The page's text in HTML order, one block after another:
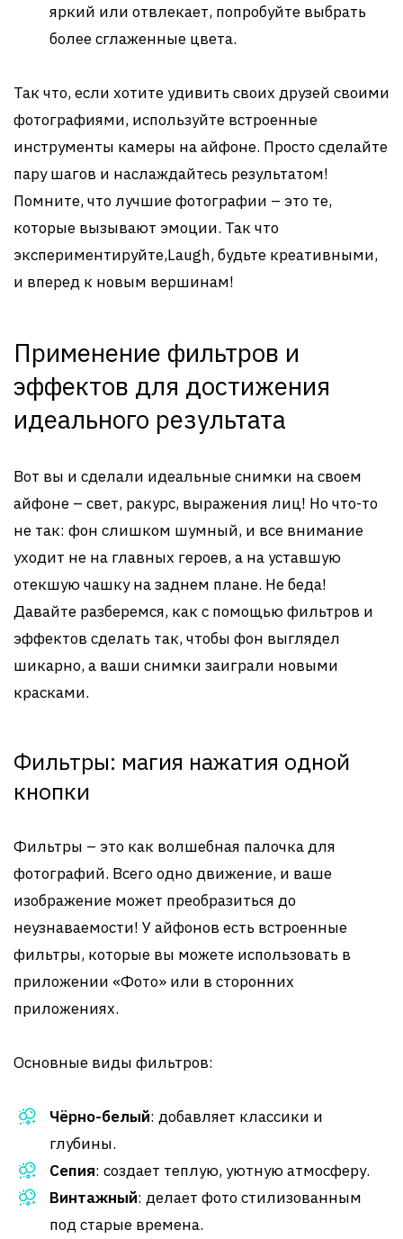
яркий или отвлекает, попробуйте выбрать
более сглаженные цвета.
Так что, если хотите удивить своих друзей своими
фотографиями, используйте встроенные
инструменты камеры на айфоне. Просто сделайте
пару шагов и наслаждайтесь результатом!
Помните, что лучшие фотографии – это те,
которые вызывают эмоции. Так что
экспериментируйте,Laugh, будьте креативными,
и вперед к новым вершинам!
Применение фильтров и
эффектов для достижения
идеального результата
Вот вы и сделали идеальные снимки на своем
айфоне – свет, ракурс, выражения лиц! Но что-то
не так: фон слишком шумный, и все внимание
уходит не на главных героев, а на уставшую
отекшую чашку на заднем плане. Не беда!
Давайте разберемся, как с помощью фильтров и
эффектов сделать так, чтобы фон выглядел
шикарно, а ваши снимки заиграли новыми
красками.
Фильтры: магия нажатия одной
кнопки
Фильтры – это как волшебная палочка для
фотографий. Всего одно движение, и ваше
изображение может преобразиться до
неузнаваемости! У айфонов есть встроенные
фильтры, которые вы можете использовать в
приложении «Фото» или в сторонних
приложениях.
Основные виды фильтров:
Чёрно-белый: добавляет классики и
глубины.
Сепия: создает теплую, уютную атмосферу.
Винтажный: делает фото стилизованным
под старые времена.